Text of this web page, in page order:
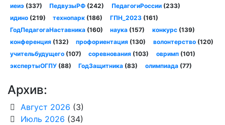
иеиэ(337) ПедвузыРФ (242) ПедагогиРоссии(233)
идино(219) технопарк (186) ГПН_2023(161)
ГодПедагогаНаставника(160) наука (157) конкурс(139)
конференция(132) профориентация (130) волонтерство(120)
учительбудущего(107) соревнования (103) овримп(101)
экспертыОГПУ(88) ГодЗащитника (83) олимпиада(77)
Архив:
Август 2026 (3)
Июль 2026 (34)